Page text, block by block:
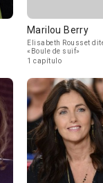
Marilou Berry
Elisabeth Rousset
«Boule de suif»
1 capítulo